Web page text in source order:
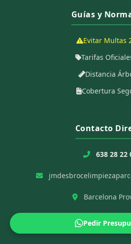
Guías y
Evitar Multas
Tarifas
Distancia
Cobertura
Contacto
638 28 22
Barcelona
Pedir